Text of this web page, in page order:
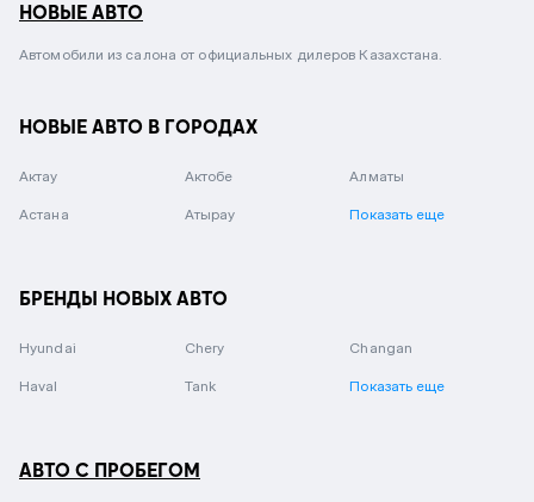
НОВЫЕ АВТО
Автомобили из салона от официальных дилеров Казахстана.
НОВЫЕ АВТО В ГОРОДАХ
Актау Актобе Алматы
Астана Атырау Показать еще
БРЕНДЫ НОВЫХ АВТО
Hyundai Chery Changan
Haval Tank Показать еще
АВТО С ПРОБЕГОМ